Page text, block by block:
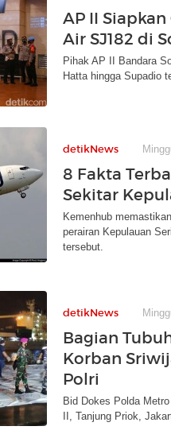
AP II
Air SJ182 di
Pihak AP II Bandara
Hatta hingga Supadio
detikNews
8 Fakta
Sekitar
Kemenhub
perairan Kepulauan
tersebut.
detikNews
Bagian
Korban
Polri
Bid Dokes Polda
II, Tanjung Priok,